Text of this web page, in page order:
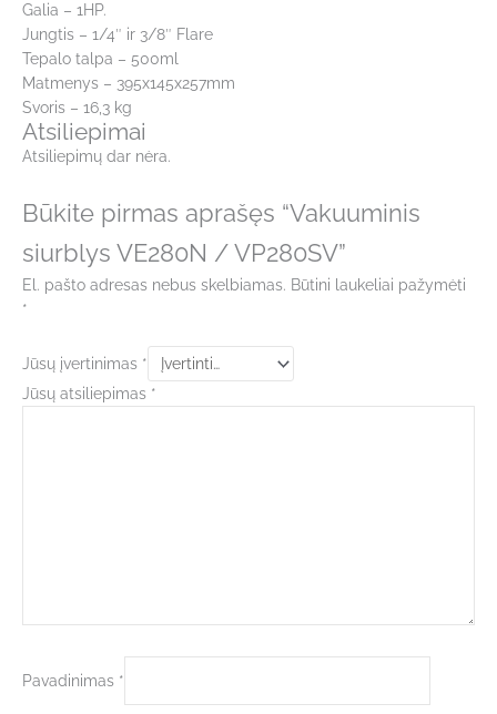
Galia – 1HP.
Jungtis – 1/4″ ir 3/8″ Flare
Tepalo talpa – 500ml
Matmenys – 395x145x257mm
Svoris – 16,3 kg
Atsiliepimai
Atsiliepimų dar nėra.
Būkite pirmas aprašęs “Vakuuminis
siurblys VE280N / VP280SV”
El. pašto adresas nebus skelbiamas. Būtini laukeliai pažymėti
*
Jūsų įvertinimas *
Jūsų atsiliepimas *
Pavadinimas *